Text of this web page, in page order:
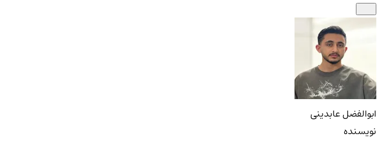
ابوالفضل عابدینی
نویسنده